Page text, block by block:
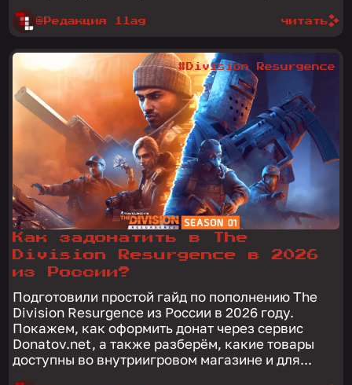
@Редакция 1lag читать
Как задонатить в The
Division Resurgence в 2026
из России?
Подготовили простой гайд по пополнению The
Division Resurgence из России в 2026 году.
Покажем, как оформить донат через сервис
Donatov.net, а также разберём, какие товары
доступны во внутриигровом магазине и для...
#Division Resurgence